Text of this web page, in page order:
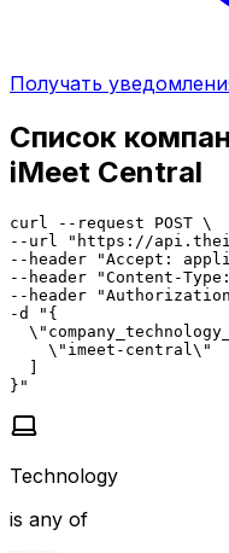
Получать
Список
iMeet Central
curl --request POST \
--url "https://
--header "Accept:
--header "Content-
--header
-d "{
    \"imeet-central\"
  ]
}"
Technology
is any of